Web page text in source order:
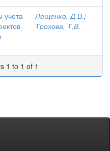
учета
Лещенко, Д.В.;
Трохова, Т.В.
1 to 1 of 1